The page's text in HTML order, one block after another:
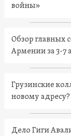
войны»
Обзор главных
Армении за 3-7
Грузинские
новому
Дело Гиги